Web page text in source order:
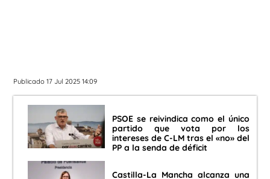
Publicado 17 Jul 2025 14:09
PSOE se reivindica como el único
partido que vota por los
intereses de C-LM tras el «no» del
PP a la senda de déficit
Castilla-La Mancha alcanza una